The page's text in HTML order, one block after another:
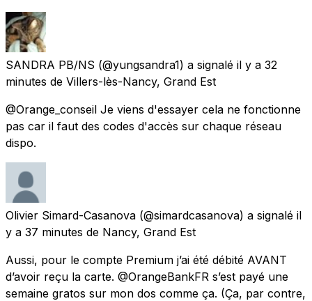
SANDRA PB/NS (@yungsandra1) a signalé il y a 32
minutes de Villers-lès-Nancy, Grand Est
@Orange_conseil Je viens d'essayer cela ne fonctionne
pas car il faut des codes d'accès sur chaque réseau
dispo.
Olivier Simard-Casanova (@simardcasanova) a signalé il
y a 37 minutes de Nancy, Grand Est
Aussi, pour le compte Premium j’ai été débité AVANT
d’avoir reçu la carte. @OrangeBankFR s’est payé une
semaine gratos sur mon dos comme ça. (Ça, par contre,